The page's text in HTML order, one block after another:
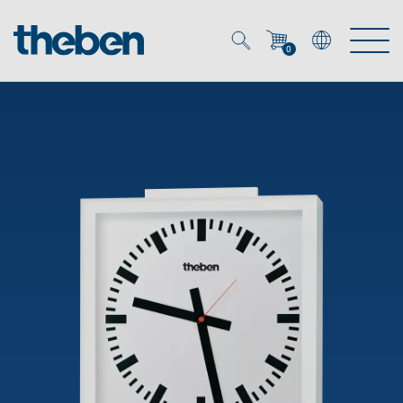
0
Energy Manager
Smart Home
Präsenzmelder & Bewegungsmelder
OEM-Lösungen
Ansprechpartner OEM
OEM-Referenzen
Zeit- und Lichtsteuerung
DALI-2 Lichtsteuerung
Downloads
Unternehmen